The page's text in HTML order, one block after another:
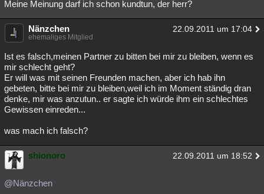
Meine Meinung darf ich schon kundtun, der herr?
Nänzchen 22.09.2011 um 17:04
ehemaliges Mitglied
Ist es falsch,meinen Partner zu bitten bei mir zu bleiben, wenn es
mir schlecht geht?
Er will was mit seinen Freunden machen, aber ich hab ihn
gebeten, bitte bei mir zu bleiben,weil ich im Moment ständig dran
denke, mir was anzutun.. er sagte ich würde ihm ein schlechtes
Gewissen einreden...
was mach ich falsch?
shionoro 22.09.2011 um 18:52
@Nänzchen